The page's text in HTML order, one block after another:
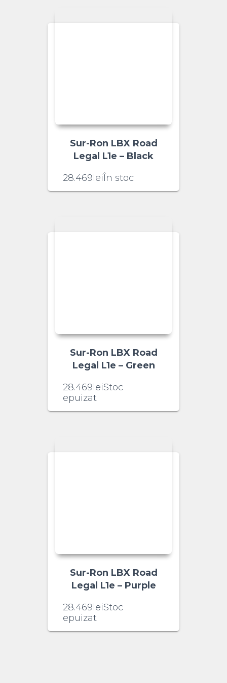
Sur-Ron LBX Road
Legal L1e – Black
28.469 leiÎn stoc
Sur-Ron LBX Road
Legal L1e – Green
28.469 leiStoc
epuizat
Sur-Ron LBX Road
Legal L1e – Purple
28.469 leiStoc
epuizat